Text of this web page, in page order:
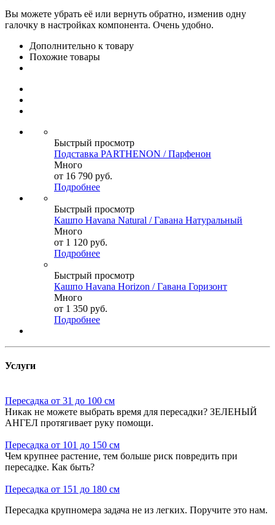
Вы можете убрать её или вернуть обратно, изменив одну
галочку в настройках компонента. Очень удобно.
Дополнительно к товару
Похожие товары
Быстрый просмотр
Подставка PARTHENON / Парфенон
Много
от 16 790 руб.
Подробнее
Быстрый просмотр
Кашпо Havana Natural / Гавана Натуральный
Много
от 1 120 руб.
Подробнее
Быстрый просмотр
Кашпо Havana Horizon / Гавана Горизонт
Много
от 1 350 руб.
Подробнее
Услуги
Пересадка от 31 до 100 см
Никак не можете выбрать время для пересадки? ЗЕЛЕНЫЙ
АНГЕЛ протягивает руку помощи.
Пересадка от 101 до 150 см
Чем крупнее растение, тем больше риск повредить при
пересадке. Как быть?
Пересадка от 151 до 180 см
Пересадка крупномера задача не из легких. Поручите это нам.